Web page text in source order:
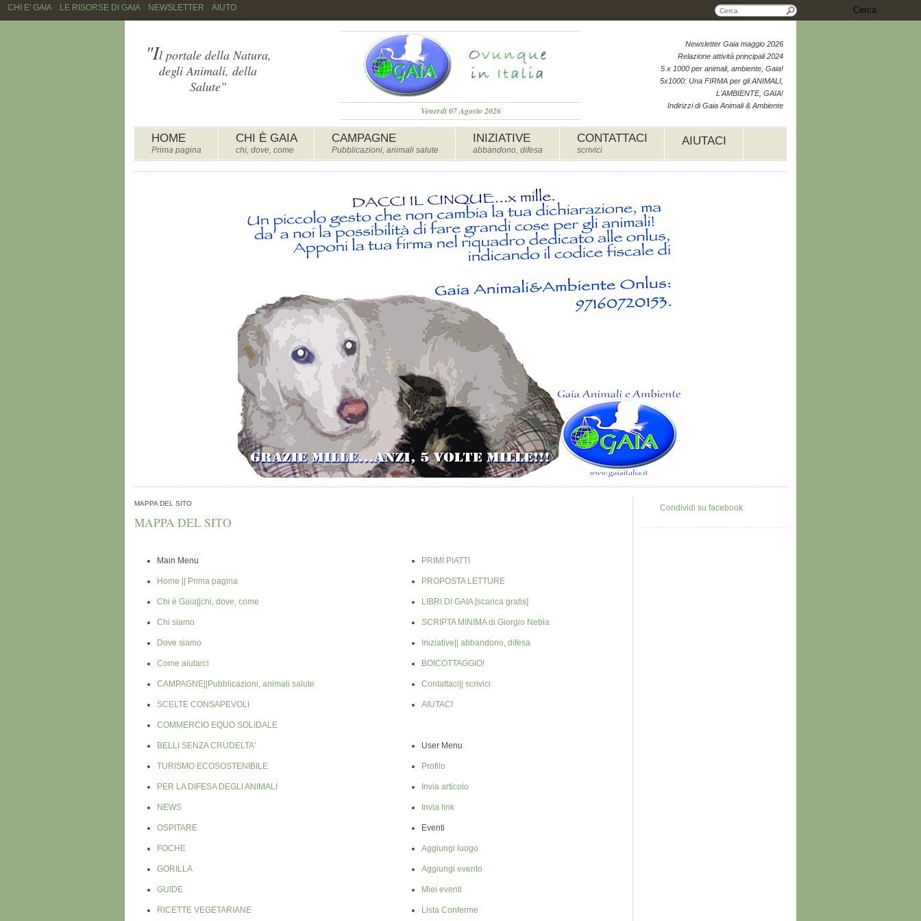
CHI E' GAIA:: LE RISORSE DI GAIA:: NEWSLETTER AIUTO
Venerdì 07 Agosto 2026
HOME
Prima pagina
CHI È GAIA
chi, dove, come
CAMPAGNE
Pubblicazioni, animali salute
INIZIATIVE
abbandono, difesa
CONTATTACI
scrivici
AIUTACI
Cerca
"Il portale della Natura,
degli Animali, della
Salute"
Newsletter Gaia maggio 2026
Relazione attività principali 2024
5 x 1000 per animali, ambiente, Gaia!
5x1000: Una FIRMA per gli ANIMALI,
L'AMBIENTE, GAIA!
Indirizzi di Gaia Animali & Ambiente
Condividi su facebook
MAPPA DEL SITO
MAPPA DEL SITO
Main Menu
Home || Prima pagina
Chi è Gaia||chi, dove, come
Chi siamo
Dove siamo
Come aiutarci
CAMPAGNE||Pubblicazioni, animali salute
SCELTE CONSAPEVOLI
COMMERCIO EQUO SOLIDALE
BELLI SENZA CRUDELTA'
TURISMO ECOSOSTENIBILE
PER LA DIFESA DEGLI ANIMALI
NEWS
OSPITARE
FOCHE
GORILLA
GUIDE
RICETTE VEGETARIANE
PRIMI PIATTI
PROPOSTA LETTURE
LIBRI DI GAIA [scarica gratis]
SCRIPTA MINIMA di Giorgio Nebia
Iniziative|| abbandono, difesa
BOICOTTAGGIO!
Contattaci|| scrivici
AIUTACI
User Menu
Profilo
Invia articolo
Invia link
Eventi
Aggiungi luogo
Aggiungi evento
Miei eventi
Lista Conferme